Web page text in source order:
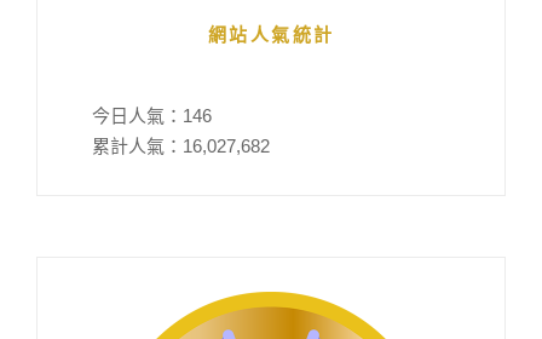
網站人氣統計
今日人氣： 146
累計人氣： 16,027,682